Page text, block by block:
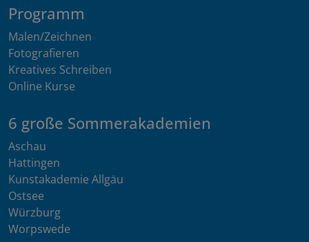
Programm
Malen/Zeichnen
Fotografieren
Kreatives Schreiben
Online Kurse
6 große Sommerakademien
Aschau
Hattingen
Kunstakademie Allgäu
Ostsee
Würzburg
Worpswede